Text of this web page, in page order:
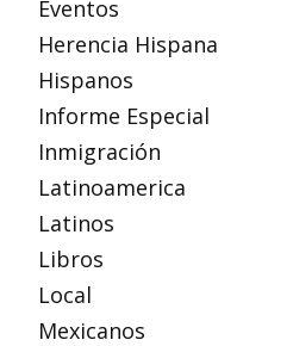
Eventos
Herencia Hispana
Hispanos
Informe Especial
Inmigración
Latinoamerica
Latinos
Libros
Local
Mexicanos